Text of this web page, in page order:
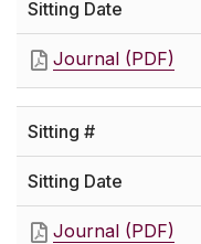
Journal (PDF)
Journal (PDF)